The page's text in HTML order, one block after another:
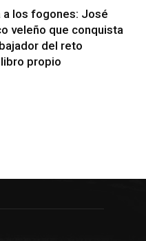
a los fogones: José
veleño que conquista
del reto
propio